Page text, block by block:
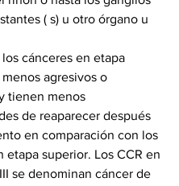
( s) u otro órgano u
cánceres en etapa
agresivos o
tienen menos
de reaparecer después
en comparación con los
etapa superior. Los CCR en
se denominan cáncer de